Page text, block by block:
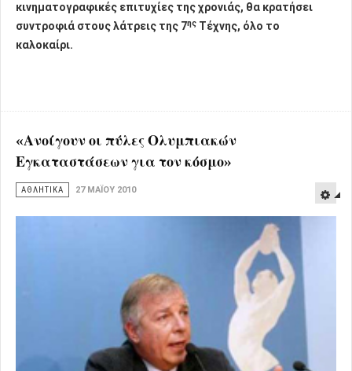
κινηματογραφικές επιτυχίες της χρονιάς, θα κρατήσει
συντροφιά στους λάτρεις της 7ης Τέχνης, όλο το
καλοκαίρι.
«Ανοίγουν οι πύλες Ολυμπιακών
Εγκαταστάσεων για τον κόσμο»
ΑΘΛΗΤΙΚΑ 27 ΜΑΪ́ΟΥ 2010